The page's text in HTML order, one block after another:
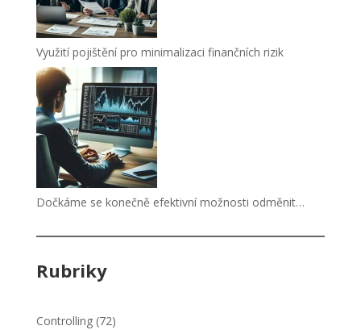
Využití pojištění pro minimalizaci finančních rizik
Dočkáme se konečně efektivní možnosti odměnit…
Rubriky
Controlling(72)